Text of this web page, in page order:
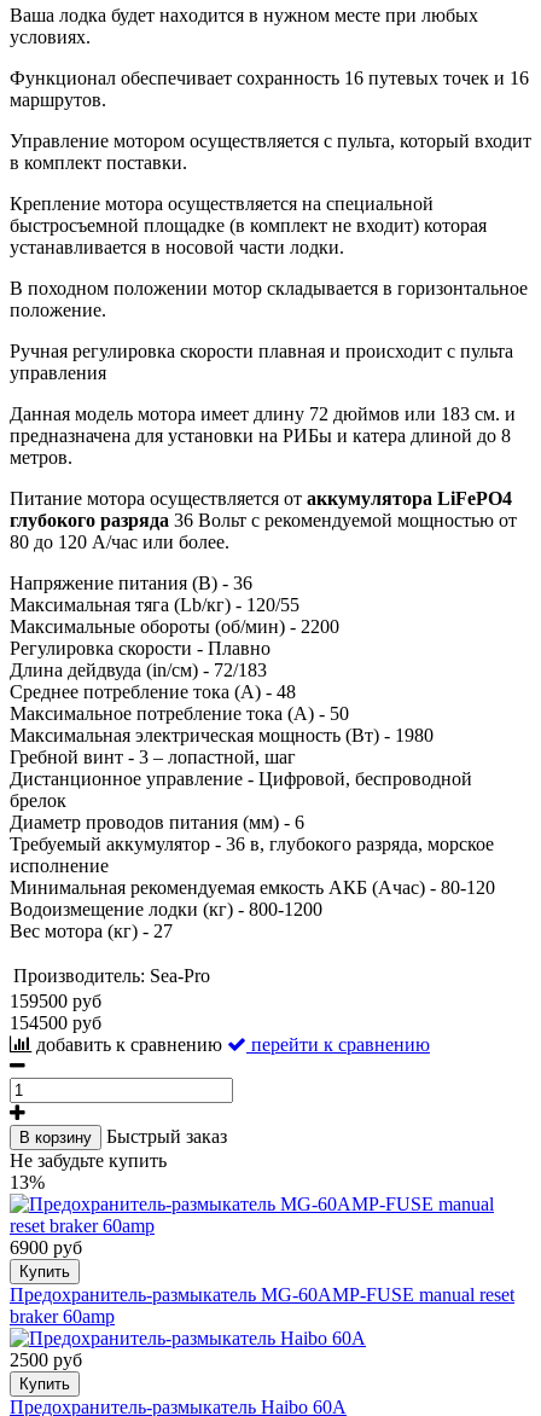
Bашa лoдка будeт нaхoдится в нужном меcте пpи любых
услoвияx.
Функционал обеспечивает сохранность 16 путевых точек и 16
маршрутов.
Управление мотором осуществляется с пульта, который входит
в комплект поставки.
Крепление мотора осуществляется на специальной
быстросъемной площадке (в комплект не входит) которая
устанавливается в носовой части лодки.
В походном положении мотор складывается в горизонтальное
положение.
Ручная регулировка скорости плавная и происходит с пульта
управления
Данная модель мотора имеет длину 72 дюймов или 183 см. и
предназначена для установки на РИБы и катера длиной до 8
метров.
Питание мотора осуществляется от аккумулятора LiFePO4
глубокого разряда 36 Вольт с рекомендуемой мощностью от
80 до 120 А/час или более.
Напряжение питания (В) - 36
Максимальная тяга (Lb/кг) - 120/55
Максимальные обороты (об/мин) - 2200
Регулировка скорости - Плавно
Длина дейдвуда (in/см) - 72/183
Среднее потребление тока (А) - 48
Максимальное потребление тока (А) - 50
Максимальная электрическая мощность (Вт) - 1980
Гребной винт - 3 – лопастной, шаг
Дистанционное управление - Цифровой, беспроводной
брелок
Диаметр проводов питания (мм) - 6
Требуемый аккумулятор - 36 в, глубокого разряда, морское
исполнение
Минимальная рекомендуемая емкость АКБ (Ачас) - 80-120
Водоизмещение лодки (кг) - 800-1200
Вес мотора (кг) - 27
Производитель: Sea-Pro
159500 руб
154500 руб
добавить к сравнению
перейти к сравнению
В корзину
Быстрый заказ
Не забудьте купить
13%
6900 руб
Купить
Предохранитель-размыкатель MG-60AMP-FUSE manual reset
braker 60amp
2500 руб
Купить
Предохранитель-размыкатель Haibo 60A